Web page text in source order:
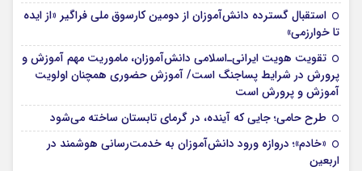
استقبال گسترده دانش‌آموزان از دومین کارسوق ملی فراگیر «از ایده
تا خوارزمی»
تقویت هویت ایرانی‌ـ‌اسلامی دانش‌آموزان، ماموریت مهم آموزش و
پرورش در شرایط پساجنگ است/ آموزش حضوری همچنان اولویت
آموزش و پرورش است
طرح حامی؛ جایی که آینده، در گرمای تابستان ساخته می‌شود
«خادم»؛ دروازه ورود دانش‌آموزان به خدمت‌رسانی هوشمند در
اربعین